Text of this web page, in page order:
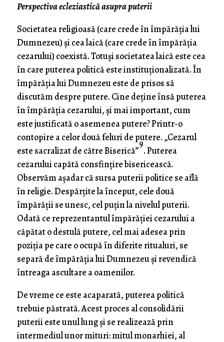
Perspectiva ecleziastică asupra puterii
Societatea religioasă (care crede în împărăţia lui
Dumnezeu) şi cea laică (care crede în împărăţia
cezarului) coexistă. Totuşi societatea laică este cea
în care puterea politică este instituţionalizată. În
împărăţia lui Dumnezeu este de prisos să
discutăm despre putere. Cine deţine însă puterea
în împărăţia cezarului, şi mai important, cum
este justificată o asemenea putere? Printr-o
contopire a celor două feluri de putere. „Cezarul
este sacralizat de către Biserică”
9
. Puterea
cezarului capătă consfinţire bisericească.
Observăm aşadar că sursa puterii politice se află
în religie. Despărţite la început, cele două
împărăţii se unesc, cel puţin la nivelul puterii.
Odată ce reprezentantul împărăţiei cezarului a
căpătat o destulă putere, cel mai adesea prin
poziţia pe care o ocupă în diferite ritualuri, se
separă de împărăţia lui Dumnezeu şi revendică
întreaga ascultare a oamenilor.
De vreme ce este acaparată, puterea politică
trebuie păstrată. Acest proces al consolidării
puterii este unul lung şi se realizează prin
intermediul unor mituri: mitul monarhiei, al